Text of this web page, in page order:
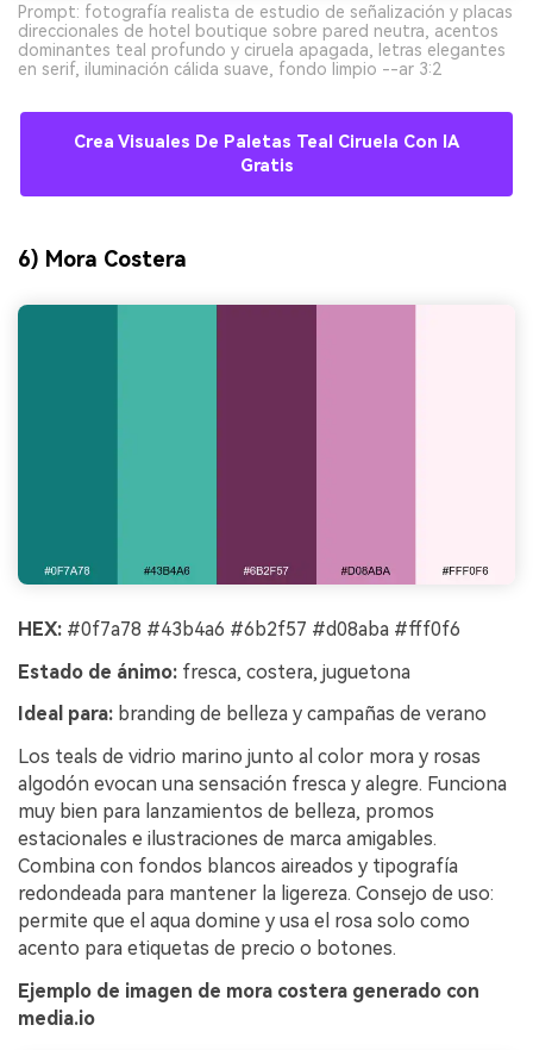
Prompt: fotografía realista de estudio de señalización y placas
direccionales de hotel boutique sobre pared neutra, acentos
dominantes teal profundo y ciruela apagada, letras elegantes
en serif, iluminación cálida suave, fondo limpio --ar 3:2
Crea Visuales De Paletas Teal Ciruela Con IA
Gratis
6) Mora Costera
HEX: #0f7a78 #43b4a6 #6b2f57 #d08aba #fff0f6
Estado de ánimo: fresca, costera, juguetona
Ideal para: branding de belleza y campañas de verano
Los teals de vidrio marino junto al color mora y rosas
algodón evocan una sensación fresca y alegre. Funciona
muy bien para lanzamientos de belleza, promos
estacionales e ilustraciones de marca amigables.
Combina con fondos blancos aireados y tipografía
redondeada para mantener la ligereza. Consejo de uso:
permite que el aqua domine y usa el rosa solo como
acento para etiquetas de precio o botones.
Ejemplo de imagen de mora costera generado con
media.io